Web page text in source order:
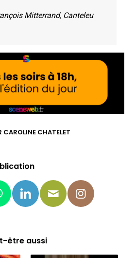
Mitterrand, Canteleu
CAROLINE CHATELET
être aussi